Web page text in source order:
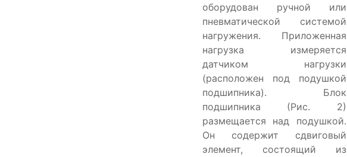
оборудован ручной или
пневматической системой
нагружения. Приложенная
нагрузка измеряется
датчиком нагрузки
(расположен под подушкой
подшипника). Блок
подшипника (Рис. 2)
размещается над подушкой.
Он содержит сдвиговый
элемент, состоящий из